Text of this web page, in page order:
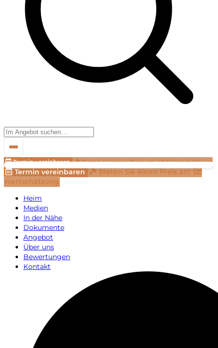
Termin vereinbaren Bieten Sie einen Preis an! Wertschätzung
Termin vereinbaren
Bieten Sie einen Preis an!
Wertschätzung
Heim
Medien
In der Nähe
Dokumente
Angebot
Über uns
Bewertungen
Kontakt